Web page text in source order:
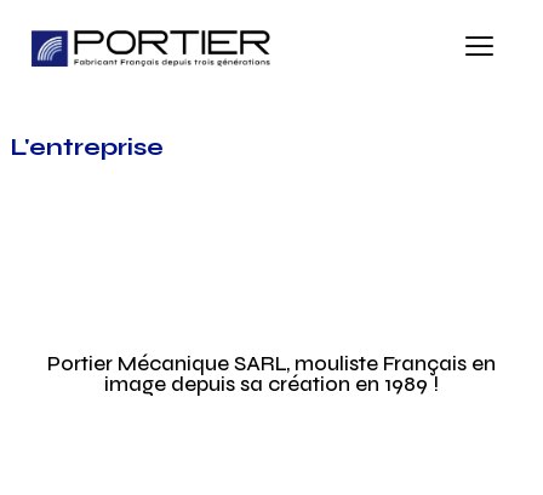
L'entreprise
Portier Mécanique SARL, mouliste Français en
image depuis sa création en 1989 !